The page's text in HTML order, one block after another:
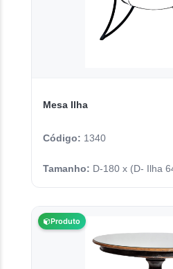
Mesa Ilha
Código: 1340
Tamanho: D-180 x (D- Ilha
Produto